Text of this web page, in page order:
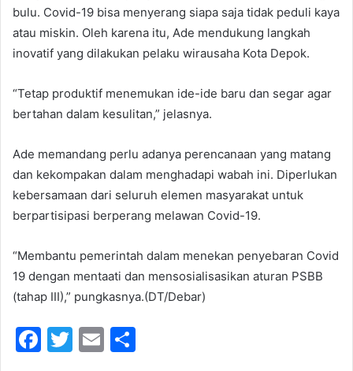
bulu. Covid-19 bisa menyerang siapa saja tidak peduli kaya
atau miskin. Oleh karena itu, Ade mendukung langkah
inovatif yang dilakukan pelaku wirausaha Kota Depok.
“Tetap produktif menemukan ide-ide baru dan segar agar
bertahan dalam kesulitan,” jelasnya.
Ade memandang perlu adanya perencanaan yang matang
dan kekompakan dalam menghadapi wabah ini. Diperlukan
kebersamaan dari seluruh elemen masyarakat untuk
berpartisipasi berperang melawan Covid-19.
“Membantu pemerintah dalam menekan penyebaran Covid
19 dengan mentaati dan mensosialisasikan aturan PSBB
(tahap III),” pungkasnya.(DT/Debar)
F
T
E